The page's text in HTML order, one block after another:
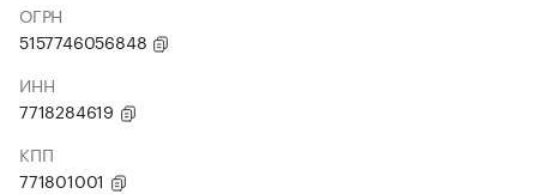
ОГРН
5157746056848
ИНН
7718284619
КПП
771801001